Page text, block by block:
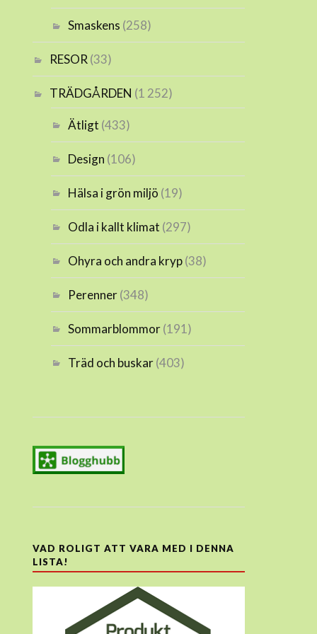
Smaskens (258)
RESOR (33)
TRÄDGÅRDEN (1 252)
Ätligt (433)
Design (106)
Hälsa i grön miljö (19)
Odla i kallt klimat (297)
Ohyra och andra kryp(38)
Perenner(348)
Sommarblommor(191)
Träd och buskar(403)
VAD ROLIGT ATT VARA MED I DENNA
LISTA!